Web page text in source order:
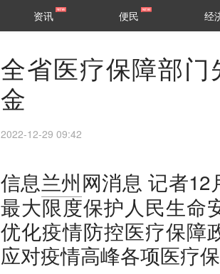
区县
资讯 便民 经
全省医疗保障部
金
2022-12-29 09:42
信息兰州网消息 记者12
最大限度保护人民生命
优化疫情防控医疗保障
应对疫情高峰各项医疗